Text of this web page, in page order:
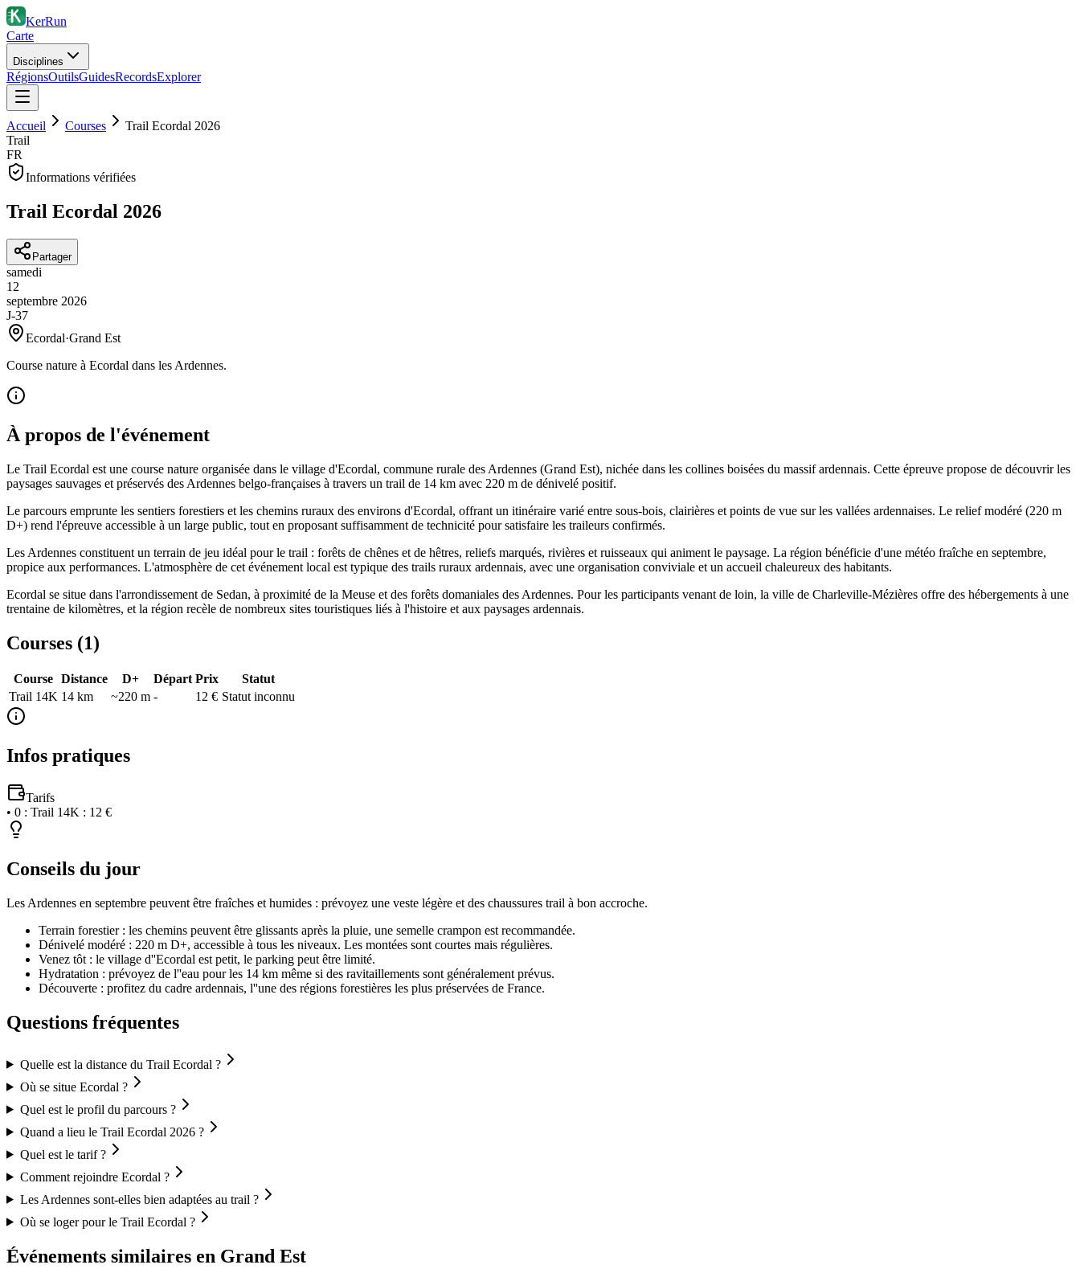
KerRun
Carte
Disciplines
RégionsOutilsGuidesRecordsExplorer
Accueil Courses
Trail Ecordal 2026
Trail
FR
Informations vérifiées
Trail Ecordal 2026
Partager
samedi
12
septembre 2026
J-37
Ecordal·Grand Est
Course nature à Ecordal dans les Ardennes.
À propos de l'événement
Le Trail Ecordal est une course nature organisée dans le village d'Ecordal, commune rurale des Ardennes (Grand Est), nichée dans les collines boisées du massif ardennais. Cette épreuve propose de découvrir les
paysages sauvages et préservés des Ardennes belgo-françaises à travers un trail de 14 km avec 220 m de dénivelé positif.
Le parcours emprunte les sentiers forestiers et les chemins ruraux des environs d'Ecordal, offrant un itinéraire varié entre sous-bois, clairières et points de vue sur les vallées ardennaises. Le relief modéré (220 m
D+) rend l'épreuve accessible à un large public, tout en proposant suffisamment de technicité pour satisfaire les traileurs confirmés.
Les Ardennes constituent un terrain de jeu idéal pour le trail : forêts de chênes et de hêtres, reliefs marqués, rivières et ruisseaux qui animent le paysage. La région bénéficie d'une météo fraîche en septembre,
propice aux performances. L'atmosphère de cet événement local est typique des trails ruraux ardennais, avec une organisation conviviale et un accueil chaleureux des habitants.
Ecordal se situe dans l'arrondissement de Sedan, à proximité de la Meuse et des forêts domaniales des Ardennes. Pour les participants venant de loin, la ville de Charleville-Mézières offre des hébergements à une
trentaine de kilomètres, et la région recèle de nombreux sites touristiques liés à l'histoire et aux paysages ardennais.
Courses (1)
Course Distance D+ Départ Prix
Statut
Trail 14K 14 km ~220 m - 12 € Statut inconnu
Infos pratiques
Tarifs
• 0 : Trail 14K : 12 €
Conseils du jour
Les Ardennes en septembre peuvent être fraîches et humides : prévoyez une veste légère et des chaussures trail à bon accroche.
Terrain forestier : les chemins peuvent être glissants après la pluie, une semelle crampon est recommandée.
Dénivelé modéré : 220 m D+, accessible à tous les niveaux. Les montées sont courtes mais régulières.
Venez tôt : le village d''Ecordal est petit, le parking peut être limité.
Hydratation : prévoyez de l''eau pour les 14 km même si des ravitaillements sont généralement prévus.
Découverte : profitez du cadre ardennais, l''une des régions forestières les plus préservées de France.
Questions fréquentes
Quelle est la distance du Trail Ecordal ?
Où se situe Ecordal ?
Quel est le profil du parcours ?
Quand a lieu le Trail Ecordal 2026 ?
Quel est le tarif ?
Comment rejoindre Ecordal ?
Les Ardennes sont-elles bien adaptées au trail ?
Où se loger pour le Trail Ecordal ?
Événements similaires en Grand Est